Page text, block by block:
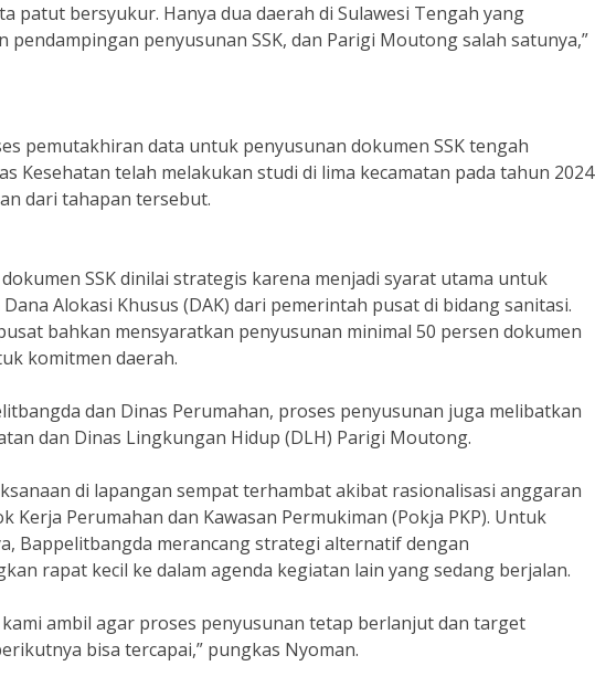
patut bersyukur. Hanya dua daerah di Sulawesi Tengah yang
pendampingan penyusunan SSK, dan Parigi Moutong salah satunya,”
pemutakhiran data untuk penyusunan dokumen SSK tengah
Kesehatan telah melakukan studi di lima kecamatan pada tahun 2024
dari tahapan tersebut.
SSK dinilai strategis karena menjadi syarat utama untuk
Alokasi Khusus (DAK) dari pemerintah pusat di bidang sanitasi.
bahkan mensyaratkan penyusunan minimal 50 persen dokumen
komitmen daerah.
dan Dinas Perumahan, proses penyusunan juga melibatkan
dan Dinas Lingkungan Hidup (DLH) Parigi Moutong.
di lapangan sempat terhambat akibat rasionalisasi anggaran
Kerja Perumahan dan Kawasan Permukiman (Pokja PKP). Untuk
Bappelitbangda merancang strategi alternatif dengan
rapat kecil ke dalam agenda kegiatan lain yang sedang berjalan.
ambil agar proses penyusunan tetap berlanjut dan target
bisa tercapai,” pungkas Nyoman.